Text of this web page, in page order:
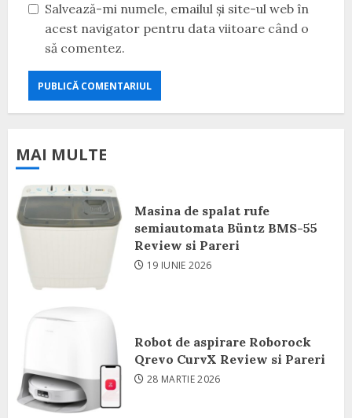
Salvează-mi numele, emailul și site-ul web în
acest navigator pentru data viitoare când o
să comentez.
MAI MULTE
Masina de spalat rufe
semiautomata Büntz BMS-55
Review si Pareri
19 IUNIE 2026
Robot de aspirare Roborock
Qrevo CurvX Review si Pareri
28 MARTIE 2026